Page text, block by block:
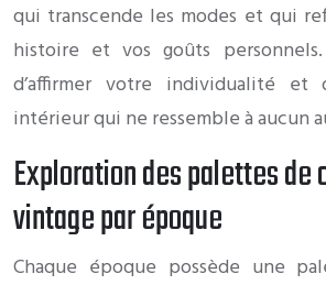
qui transcende les modes et qui
histoire et vos goûts
d’affirmer votre individualité et
intérieur qui ne ressemble à aucun
Exploration des palettes de
vintage par époque
Chaque époque possède une